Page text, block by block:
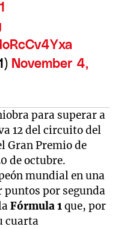
November 4,
para superar a
12 del circuito del
Gran Premio de
de octubre.
mundial en una
por segunda
Fórmula 1que, por
cuarta